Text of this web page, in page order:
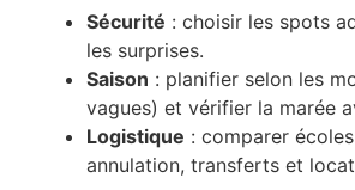
Sécurité : choisir les spots
les surprises.
Saison : planifier selon les
vagues) et vérifier la marée
Logistique : comparer
annulation, transferts et